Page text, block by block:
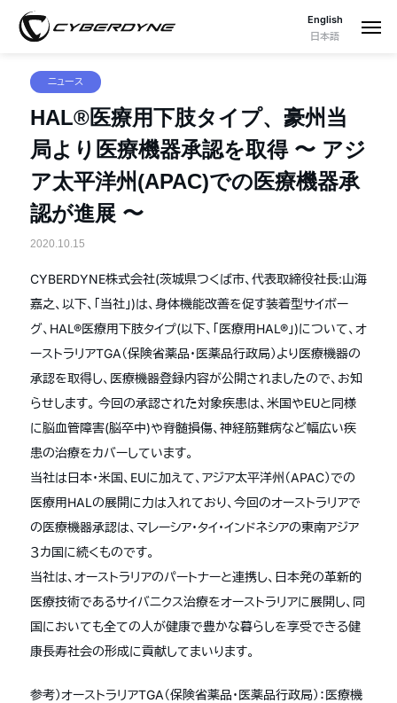
English
日本語
ニュース
HAL®医療用下肢タイプ、豪州当
局より医療機器承認を取得 〜 アジ
ア太平洋州(APAC)での医療機器承
認が進展 〜
2020.10.15
CYBERDYNE株式会社(茨城県つくば市、代表取締役社長:山海
嘉之、以下、「当社」)は、身体機能改善を促す装着型サイボー
グ、HAL®医療用下肢タイプ(以下、「医療用HAL®」)について、オ
ーストラリアTGA（保険省薬品・医薬品行政局）より医療機器の
承認を取得し、医療機器登録内容が公開されましたので、お知
らせします。 今回の承認された対象疾患は、米国やEUと同様
に脳血管障害(脳卒中)や脊髄損傷、神経筋難病など幅広い疾
患の治療をカバーしています。
当社は日本・米国、EUに加えて、アジア太平洋州（APAC）での
医療用HALの展開に力は入れており、今回のオーストラリアで
の医療機器承認は、マレーシア・タイ・インドネシアの東南アジア
３カ国に続くものです。
当社は、オーストラリアのパートナーと連携し、日本発の革新的
医療技術であるサイバニクス治療をオーストラリアに展開し、同
国においても全ての人が健康で豊かな暮らしを享受できる健
康長寿社会の形成に貢献してまいります。
参考）オーストラリアTGA（保険省薬品・医薬品行政局）：医療機